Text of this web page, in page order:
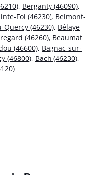
, Berganty (46090),
Foi (46230), Belmont-
Quercy (46230), Bélaye
(46260), Beaumat
(46600), Bagnac-sur-
(46800), Bach (46230),